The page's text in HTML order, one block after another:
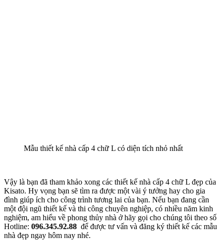
Mẫu thiết kế nhà cấp 4 chữ L có diện tích nhỏ nhất
Vậy là bạn đã tham khảo xong các thiết kế nhà cấp 4 chữ L đẹp của
Kisato. Hy vọng bạn sẽ tìm ra được một vài ý tưởng hay cho gia
đình giúp ích cho công trình tương lai của bạn. Nếu bạn đang cần
một đội ngũ thiết kế và thi công chuyên nghiệp, có nhiều năm kinh
nghiệm, am hiểu về phong thủy nhà ở hãy gọi cho chúng tôi theo số
Hotline: 096.345.92.88 để được tư vấn và đăng ký thiết kế các mẫu
nhà đẹp ngay hôm nay nhé.